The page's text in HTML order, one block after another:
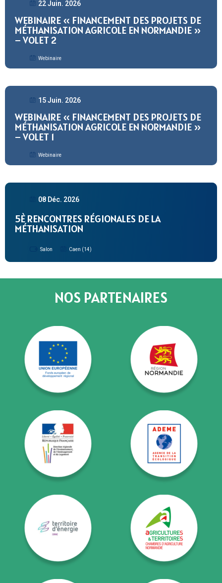
22 Juin. 2026
WEBINAIRE « FINANCEMENT DES PROJETS DE
MÉTHANISATION AGRICOLE EN NORMANDIE »
– VOLET 2
Webinaire
15 Juin. 2026
WEBINAIRE « FINANCEMENT DES PROJETS DE
MÉTHANISATION AGRICOLE EN NORMANDIE »
– VOLET 1
Webinaire
08 Déc. 2026
5È RENCONTRES RÉGIONALES DE LA
MÉTHANISATION
Salon Caen (14)
NOS PARTENAIRES